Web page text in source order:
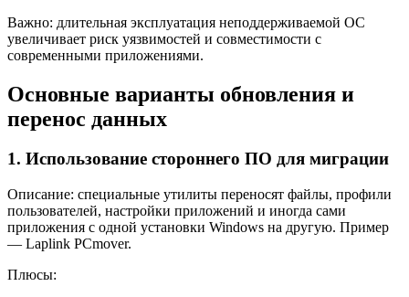
Важно: длительная эксплуатация неподдерживаемой ОС
увеличивает риск уязвимостей и совместимости с
современными приложениями.
Основные варианты обновления и
перенос данных
1. Использование стороннего ПО для миграции
Описание: специальные утилиты переносят файлы, профили
пользователей, настройки приложений и иногда сами
приложения с одной установки Windows на другую. Пример
— Laplink PCmover.
Плюсы: